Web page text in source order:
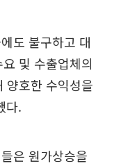
도 불구하고 대
및 수출업체의
양호한 수익성을
다.
은 원가상승을